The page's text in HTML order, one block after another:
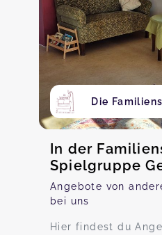
Die
In der
Spielgruppe
Angebote von
bei uns
Hier findest du